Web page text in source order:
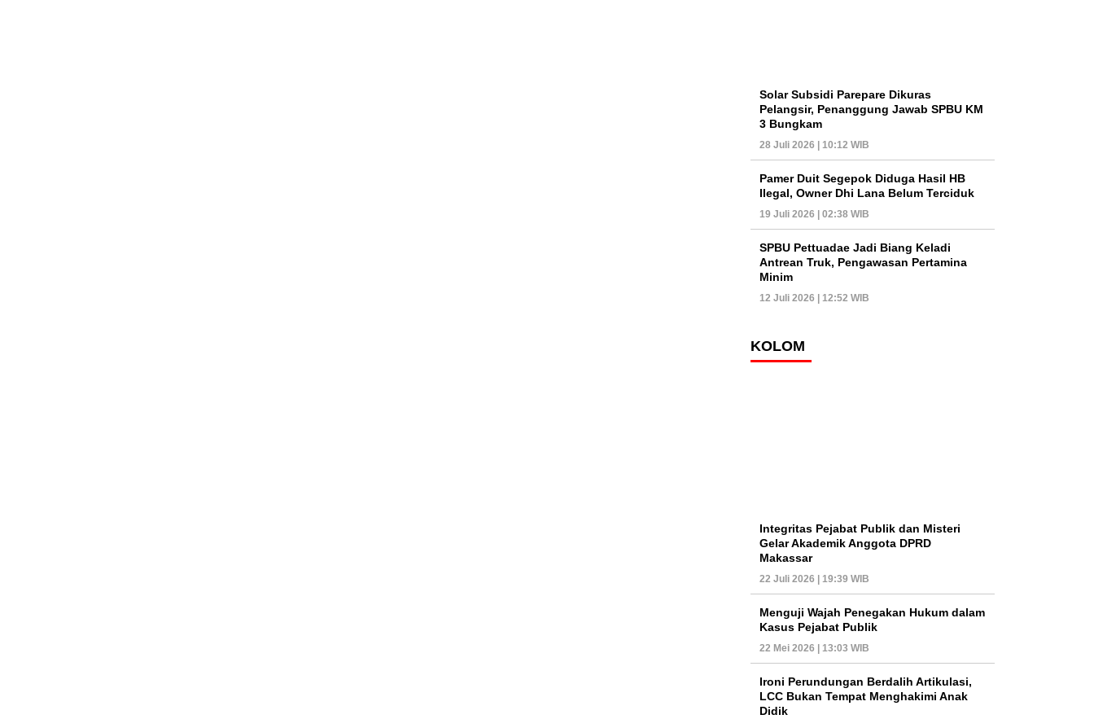
Solar Subsidi Parepare Dikuras
Pelangsir, Penanggung Jawab SPBU KM
3 Bungkam
28 Juli 2026 | 10:12 WIB
Pamer Duit Segepok Diduga Hasil HB
Ilegal, Owner Dhi Lana Belum Terciduk
19 Juli 2026 | 02:38 WIB
SPBU Pettuadae Jadi Biang Keladi
Antrean Truk, Pengawasan Pertamina
Minim
12 Juli 2026 | 12:52 WIB
KOLOM
Integritas Pejabat Publik dan Misteri
Gelar Akademik Anggota DPRD
Makassar
22 Juli 2026 | 19:39 WIB
Menguji Wajah Penegakan Hukum dalam
Kasus Pejabat Publik
22 Mei 2026 | 13:03 WIB
Ironi Perundungan Berdalih Artikulasi,
LCC Bukan Tempat Menghakimi Anak
Didik